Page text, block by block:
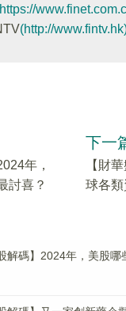
(http://
年，
討喜？
下一
【財
球各
解碼】2024年，美股哪